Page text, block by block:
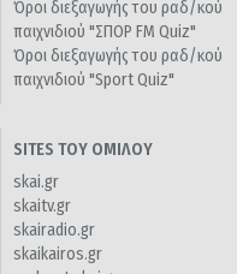
Όροι διεξαγωγής του ραδ/κού
παιχνιδιού "ΣΠΟΡ FM Quiz"
Όροι διεξαγωγής του ραδ/κού
παιχνιδιού "Sport Quiz"
SITES ΤΟΥ ΟΜΙΛΟΥ
skai.gr
skaitv.gr
skairadio.gr
skaikairos.gr